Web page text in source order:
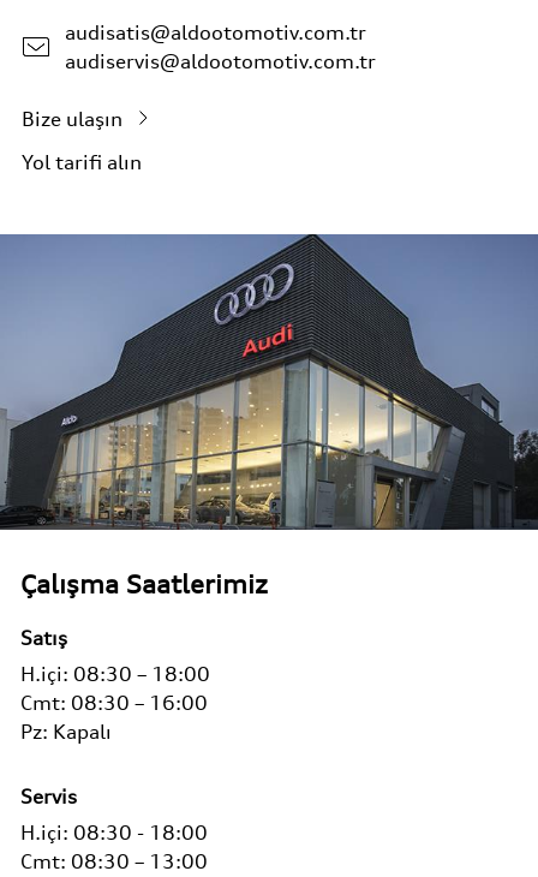
audisatis@aldootomotiv.com.tr
audiservis@aldootomotiv.com.tr
Bize ulaşın
Yol tarifi alın
Çalışma Saatlerimiz
Satış
H.içi: 08:30 – 18:00
Cmt: 08:30 – 16:00
Pz: Kapalı
Servis
H.içi: 08:30 - 18:00
Cmt: 08:30 – 13:00